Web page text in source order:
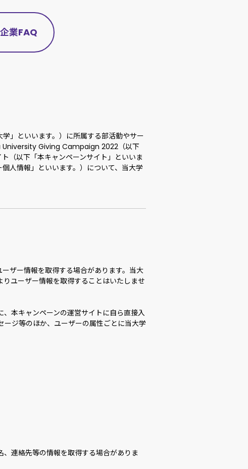
業FAQ
」といいます。）に所属する部活動やサー
University Giving Campaign 2022（以下
（以下「本キャンペーンサイト」といいま
人情報」といいます。）について、当大学
ザー情報を取得する場合があります。当大
ユーザー情報を取得することはいたしませ
本キャンペーンの運営サイトに自ら直接入
ジ等のほか、ユーザーの属性ごとに当大学
連絡先等の情報を取得する場合がありま